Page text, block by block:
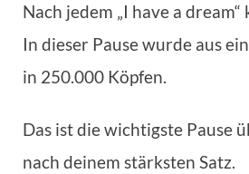
Nach jedem „I have a dream“
In dieser Pause wurde aus
in 250.000 Köpfen.
Das ist die wichtigste Pause
nach deinem stärksten Satz.